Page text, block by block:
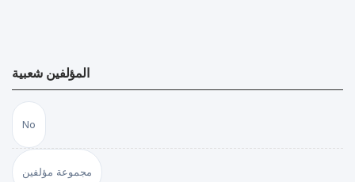
المؤلفين شعبية
No
مجموعة مؤلفين